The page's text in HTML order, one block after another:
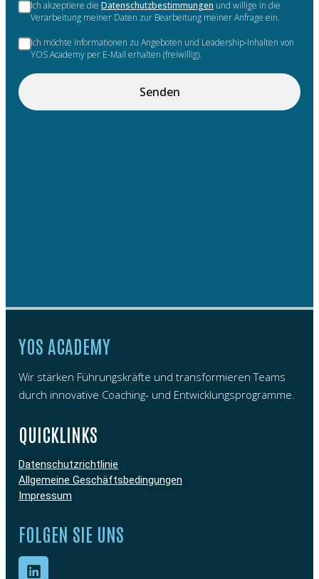
Ich akzeptiere die Datenschutzbestimmungen und willige in die
Verarbeitung meiner Daten zur Bearbeitung meiner Anfrage ein.
Ich möchte Informationen zu Angeboten und Leadership-Inhalten von
YOS Academy per E-Mail erhalten (freiwillig).
Senden
YOS ACADEMY
Wir stärken Führungskräfte und transformieren Teams
durch innovative Coaching- und Entwicklungsprogramme.
QUICKLINKS
Datenschutzrichtlinie
Allgemeine Geschäftsbedingungen
Impressum
FOLGEN SIE UNS